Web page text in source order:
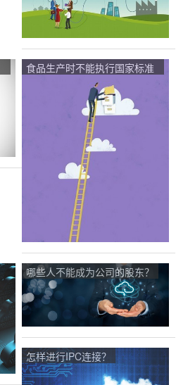
食品生产时不能执行国家标准
时,应怎样制定企业标准？
哪些人不能成为公司的股东？
怎样进行IPC连接？